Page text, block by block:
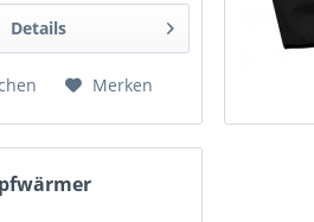
Details
Merken